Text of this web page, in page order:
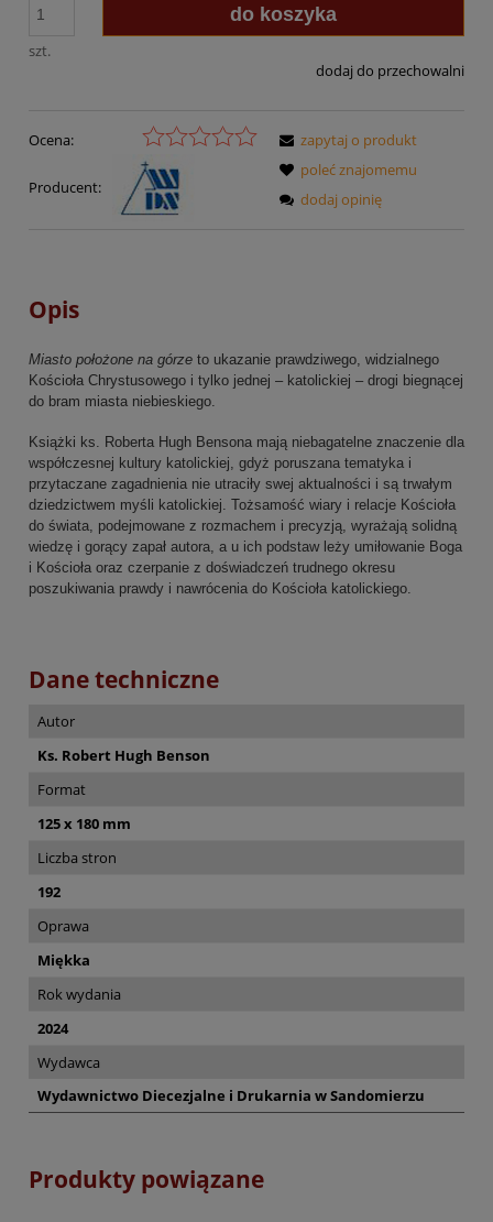
szt.
do koszyka
dodaj do przechowalni
Ocena:
Producent:
zapytaj o produkt
poleć znajomemu
dodaj opinię
Opis
Miasto położone na górze to ukazanie prawdziwego, widzialnego
Kościoła Chrystusowego i tylko jednej – katolickiej – drogi biegnącej
do bram miasta niebieskiego.
Książki ks. Roberta Hugh Bensona mają niebagatelne znaczenie dla
współczesnej kultury katolickiej, gdyż poruszana tematyka i
przytaczane zagadnienia nie utraciły swej aktualności i są trwałym
dziedzictwem myśli katolickiej. Tożsamość wiary i relacje Kościoła
do świata, podejmowane z rozmachem i precyzją, wyrażają solidną
wiedzę i gorący zapał autora, a u ich podstaw leży umiłowanie Boga
i Kościoła oraz czerpanie z doświadczeń trudnego okresu
poszukiwania prawdy i nawrócenia do Kościoła katolickiego.
Dane techniczne
Autor
Ks. Robert Hugh Benson
Format
125 x 180 mm
Liczba stron
192
Oprawa
Miękka
Rok wydania
2024
Wydawca
Wydawnictwo Diecezjalne i Drukarnia w Sandomierzu
Produkty powiązane